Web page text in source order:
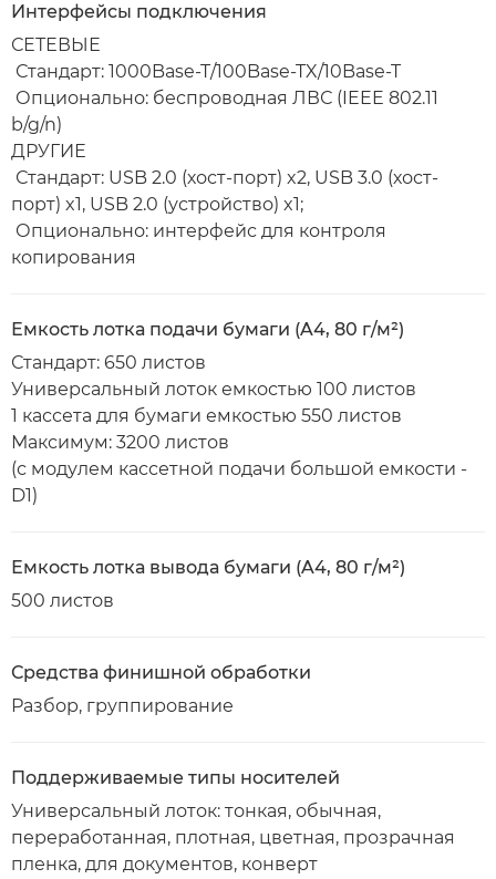
Интерфейсы подключения
СЕТЕВЫЕ
Стандарт: 1000Base-T/100Base-TX/10Base-T
Опционально: беспроводная ЛВС (IEEE 802.11
b/g/n)
ДРУГИЕ
Стандарт: USB 2.0 (хост-порт) x2, USB 3.0 (хост-
порт) x1, USB 2.0 (устройство) x1;
Опционально: интерфейс для контроля
копирования
Емкость лотка подачи бумаги (A4, 80 г/м²)
Стандарт: 650 листов
Универсальный лоток емкостью 100 листов
1 кассета для бумаги емкостью 550 листов
Максимум: 3200 листов
(с модулем кассетной подачи большой емкости -
D1)
Емкость лотка вывода бумаги (A4, 80 г/м²)
500 листов
Средства финишной обработки
Разбор, группирование
Поддерживаемые типы носителей
Универсальный лоток: тонкая, обычная,
переработанная, плотная, цветная, прозрачная
пленка, для документов, конверт